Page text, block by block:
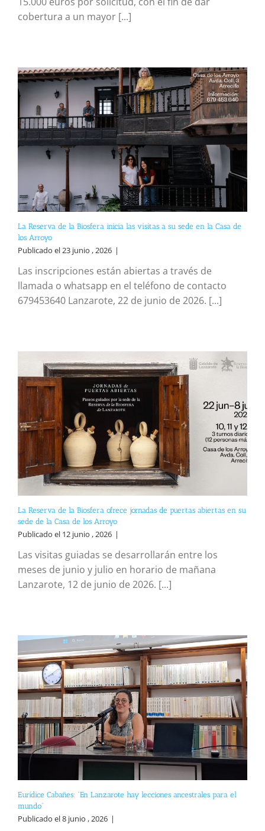
cobertura a un mayor [...]
La Reserva de la Biosfera inicia las visitas a su sede en la Casa de
los Arroyo
Publicado el 23 junio , 2026 |
Las inscripciones están abiertas a través de
llamada o whatsapp en el teléfono de contacto
679453640 Lanzarote, 22 de junio de 2026. [...]
La Reserva de la Biosfera ofrece jornadas de puertas abiertas en su
sede de la Casa de los Arroyo
Publicado el 12 junio , 2026 |
Las visitas guiadas se desarrollarán entre los
meses de junio y julio en horario de mañana
Lanzarote, 12 de junio de 2026. [...]
Eurídice Cabañes: “En Lanzarote hay lecciones ancestrales para el
mundo”
Publicado el 8 junio , 2026 |